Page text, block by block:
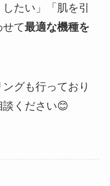
たい」「肌を引
て最適な機種を
グも行っており
談ください😊